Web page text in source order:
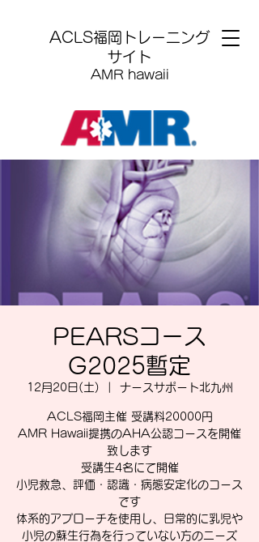
​ACLS福岡トレーニング
サイト
AMR hawaii
PEARSコース
G2025暫定
12月20日(土) ナースサポート北九州
ACLS福岡主催 受講料20000円
AMR Hawaii提携のAHA公認コースを開催
致します
受講生4名にて開催
小児救急、評価・認識・病態安定化のコース
です
体系的アプローチを使用し、日常的に乳児や
小児の蘇生行為を行っていない方のニーズ